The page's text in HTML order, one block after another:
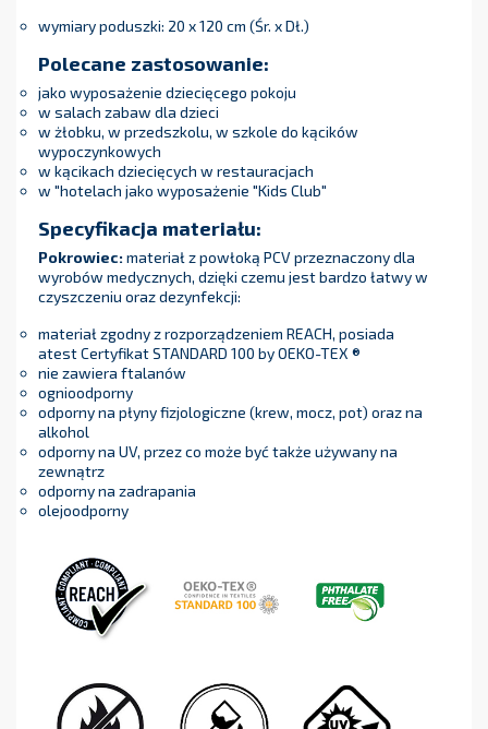
wymiary poduszki: 20 x 120 cm (Śr. x Dł.)
Polecane zastosowanie:
jako wyposażenie dziecięcego pokoju
w salach zabaw dla dzieci
w żłobku, w przedszkolu, w szkole do kącików
wypoczynkowych
w kącikach dziecięcych w restauracjach
w "hotelach jako wyposażenie "Kids Club"
Specyfikacja materiału:
Pokrowiec:materiał z powłoką PCV przeznaczony dla
wyrobów medycznych, dzięki czemu jest bardzo łatwy w
czyszczeniu oraz dezynfekcji:
materiał zgodny z rozporządzeniem REACH, posiada
atest Certyfikat STANDARD 100 by OEKO-TEX ®
nie zawiera ftalanów
ognioodporny
odporny na płyny fizjologiczne (krew, mocz, pot) oraz na
alkohol
odporny na UV, przez co może być także używany na
zewnątrz
odporny na zadrapania
olejoodporny